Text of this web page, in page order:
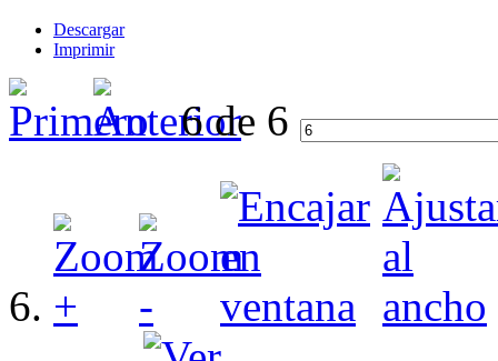
Descargar
Imprimir
6 de 6